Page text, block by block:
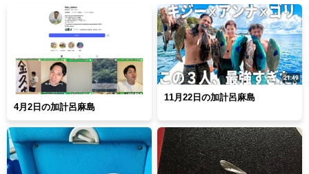
4月2日の加計呂麻島
11月22日の加計呂麻島